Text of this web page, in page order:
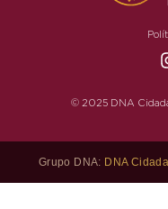
© 2025 DNA
Grupo DNA: DNA